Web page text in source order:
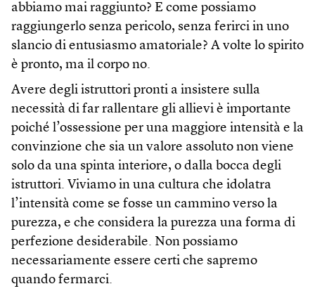
abbiamo mai raggiunto? E come possiamo
raggiungerlo senza pericolo, senza ferirci in uno
slancio di entusiasmo amatoriale? A volte lo spirito
è pronto, ma il corpo no.
Avere degli istruttori pronti a insistere sulla
necessità di far rallentare gli allievi è importante
poiché l’ossessione per una maggiore intensità e la
convinzione che sia un valore assoluto non viene
solo da una spinta interiore, o dalla bocca degli
istruttori. Viviamo in una cultura che idolatra
l’intensità come se fosse un cammino verso la
purezza, e che considera la purezza una forma di
perfezione desiderabile. Non possiamo
necessariamente essere certi che sapremo
quando fermarci.